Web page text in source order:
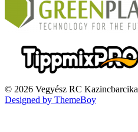
© 2026 Vegyész RC Kazincbarcika
Designed by ThemeBoy